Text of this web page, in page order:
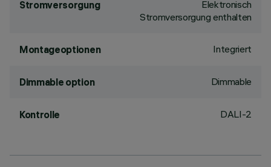
Stromversorgung
Elektronisch
Stromversorgung enthalten
Montageoptionen Integriert
Dimmable option Dimmable
Kontrolle DALI-2